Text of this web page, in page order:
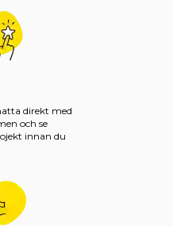
direkt med
och se
innan du